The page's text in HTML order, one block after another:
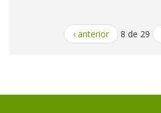
‹ anterior 8 de 29